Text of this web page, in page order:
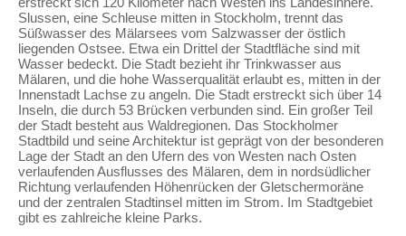
Slussen, eine Schleuse mitten in Stockholm, trennt das
Süßwasser des Mälarsees vom Salzwasser der östlich
liegenden Ostsee. Etwa ein Drittel der Stadtfläche sind mit
Wasser bedeckt. Die Stadt bezieht ihr Trinkwasser aus
Mälaren, und die hohe Wasserqualität erlaubt es, mitten in der
Innenstadt Lachse zu angeln. Die Stadt erstreckt sich über 14
Inseln, die durch 53 Brücken verbunden sind. Ein großer Teil
der Stadt besteht aus Waldregionen. Das Stockholmer
Stadtbild und seine Architektur ist geprägt von der besonderen
Lage der Stadt an den Ufern des von Westen nach Osten
verlaufenden Ausflusses des Mälaren, dem in nordsüdlicher
Richtung verlaufenden Höhenrücken der Gletschermoräne
und der zentralen Stadtinsel mitten im Strom. Im Stadtgebiet
gibt es zahlreiche kleine Parks.